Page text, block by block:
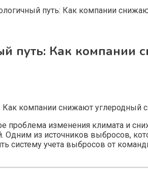
путь: Как компании
путь: Как компании
Как компании снижают
проблема изменения климата и
Одним из источников выбросов,
систему учета выбросов от